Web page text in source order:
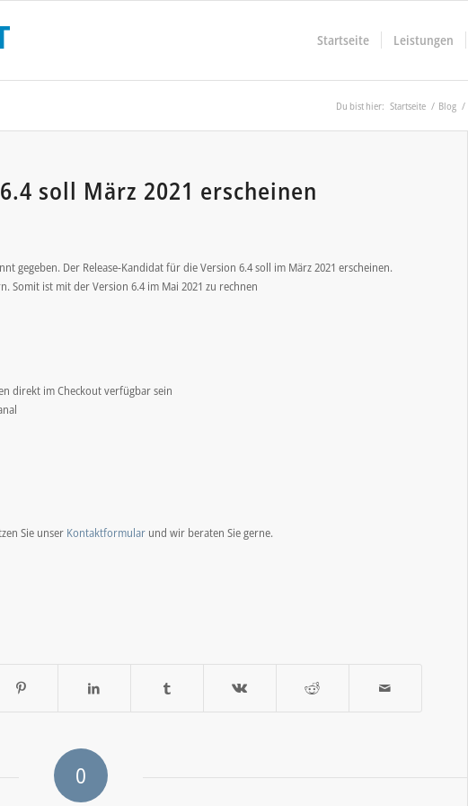
Startseite Leistungen
Du bist hier: Startseite / Blog /
soll März 2021 erscheinen
gegeben. Der Release-Kandidat für die Version 6.4 soll im März 2021 erscheinen.
Somit ist mit der Version 6.4 im Mai 2021 zu rechnen
direkt im Checkout verfügbar sein
Sie unser Kontaktformularund wir beraten Sie gerne.
0